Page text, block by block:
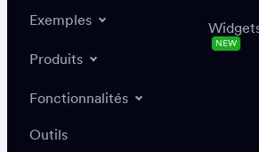
Exemples
Produits
Fonctionnalités
Outils
NEW